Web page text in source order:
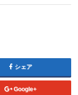
シェア
Google+